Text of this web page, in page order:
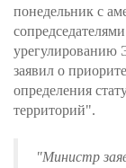
понедельник с
заявил о
определения
территорий".
"Министр